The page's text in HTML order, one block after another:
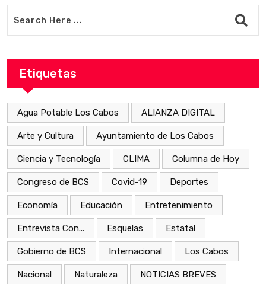
Etiquetas
Agua Potable Los Cabos ALIANZA DIGITAL
Arte y Cultura Ayuntamiento de Los Cabos
Ciencia y Tecnología CLIMA Columna de Hoy
Congreso de BCS Covid-19 Deportes
Economía Educación Entretenimiento
Entrevista Con... Esquelas Estatal
Gobierno de BCS Internacional Los Cabos
Nacional Naturaleza NOTICIAS BREVES